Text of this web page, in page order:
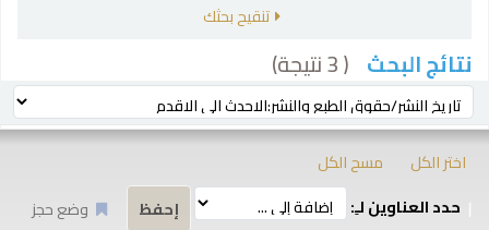
تنقيح بحثك
نتائج البحث ( 3 نتيجة)
ترتيب بواسطة:
اختر الكل
مسح الكل
حدد العناوين لـِ:
وضع حجز